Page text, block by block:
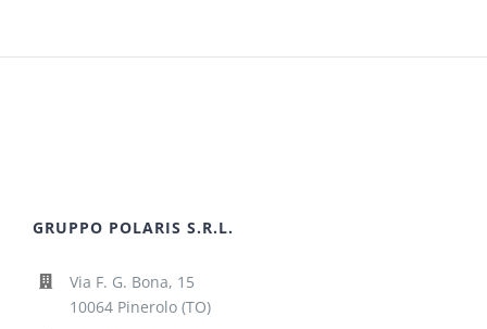
GRUPPO POLARIS S.R.L.
Via F. G. Bona, 15
10064 Pinerolo (TO)